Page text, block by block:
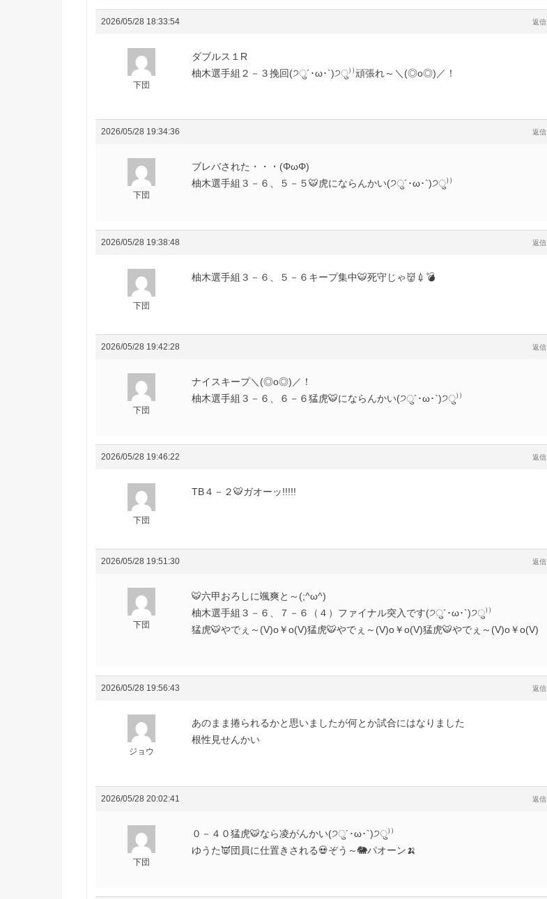
2026/05/28 18:33:54 返信
下団
ダブルス１R
柚木選手組２－３挽回(੭ु´･ω･`)੭ु⁾⁾頑張れ～＼(◎o◎)／！
2026/05/28 19:34:36 返信
下団
ブレバされた・・・(ΦωΦ)
柚木選手組３－６、５－５🐯虎にならんかい(੭ु´･ω･`)੭ु⁾⁾
2026/05/28 19:38:48 返信
下団
柚木選手組３－６、５－６キープ集中🐯死守じゃ👹💉💣
2026/05/28 19:42:28 返信
下団
ナイスキープ＼(◎o◎)／！
柚木選手組３－６、６－６猛虎🐯にならんかい(੭ु´･ω･`)੭ु⁾⁾
2026/05/28 19:46:22 返信
下団
TB４－２🐯ガオーッ!!!!!
2026/05/28 19:51:30 返信
下団
🐯六甲おろしに颯爽と～(;^ω^)
柚木選手組３－６、７－６（４）ファイナル突入です(੭ु´･ω･`)੭ु⁾⁾
猛虎🐯やでぇ～(V)o￥o(V)猛虎🐯やでぇ～(V)o￥o(V)猛虎🐯やでぇ～(V)o￥o(V)
2026/05/28 19:56:43 返信
ジョウ
あのまま捲られるかと思いましたが何とか試合にはなりました
根性見せんかい
2026/05/28 20:02:41 返信
下団
０－４０猛虎🐯なら凌がんかい(੭ु´･ω･`)੭ु⁾⁾
ゆうた👿団員に仕置きされる💀ぞう～🐘パオーン🍌